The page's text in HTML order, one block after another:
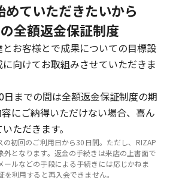
めていただきたいから
全額返金保証制度
お客様とで成果についての目標設
向けてお取組みさせていただきま
日までの間は全額返金保証制度の期
にご納得いただけない場合、喜ん
ただきます。
初回のご利用日から30日間。ただし、RIZAP
外となります。返金の手続きは来店の上書面で
ルなどの手段による手続きには応じかねま
利用すると再入会できません。